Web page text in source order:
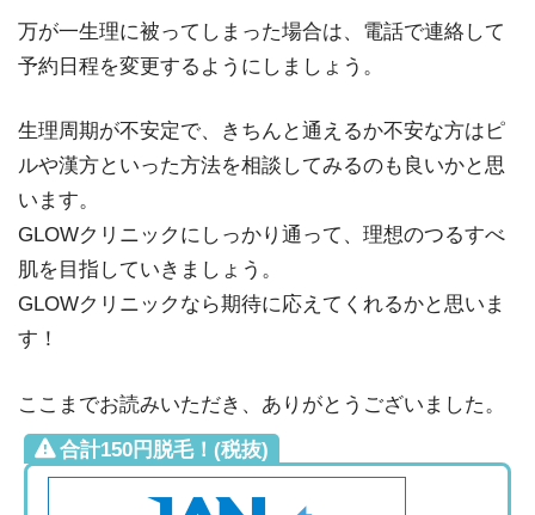
万が一生理に被ってしまった場合は、電話で連絡して
予約日程を変更するようにしましょう。
生理周期が不安定で、きちんと通えるか不安な方はピ
ルや漢方といった方法を相談してみるのも良いかと思
います。
GLOWクリニックにしっかり通って、理想のつるすべ
肌を目指していきましょう。
GLOWクリニックなら期待に応えてくれるかと思いま
す！
ここまでお読みいただき、ありがとうございました。
合計150円脱毛！(税抜)